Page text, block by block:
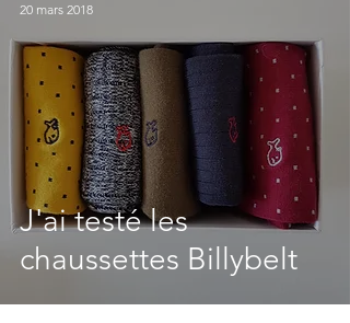
J'ai testé les
chaussettes Billybelt
20 mars 2018